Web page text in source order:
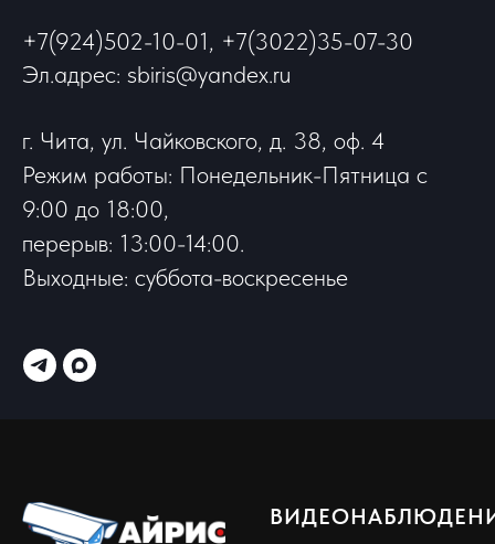
+7(924)502-10-01, +7(3022)35-07-30
Эл.адрес: sbiris@yandex.ru
г. Чита, ул. Чайковского, д. 38, оф. 4
Режим работы: Понедельник-Пятница с
9:00 до 18:00,
перерыв: 13:00-14:00.
Выходные: суббота-воскресенье